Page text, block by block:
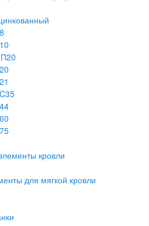
кровли
для мягкой кровли